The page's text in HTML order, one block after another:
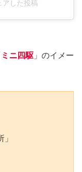
した投稿
ミニ四駆 」のイメー